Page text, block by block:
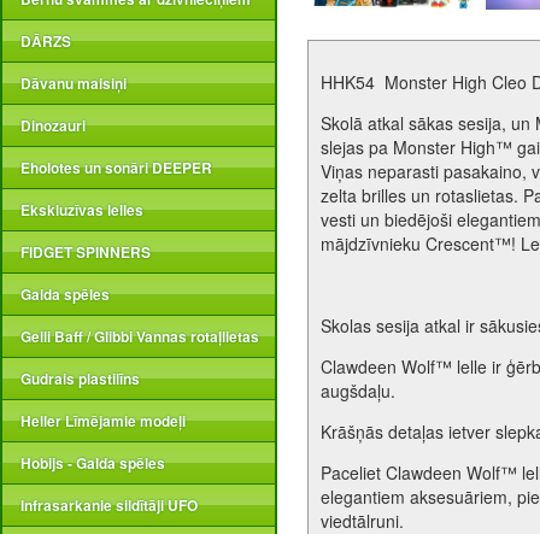
DĀRZS
Dāvanu maisiņi
Dinozauri
Eholotes un sonāri DEEPER
Ekskluzīvas lelles
FIDGET SPINNERS
Galda spēles
Gelli Baff / Glibbi Vannas rotaļlietas
Gudrais plastilīns
Heller Līmējamie modeļi
Hobijs - Galda spēles
Infrasarkanie sildītāji UFO
HHK54 Monster High Cleo
Skolā atkal sākas sesija,
slejas pa Monster High™
Viņas neparasti pasakaino,
zelta brilles un rotaslietas.
vesti un biedējoši
mājdzīvnieku Crescent™!
Skolas sesija atkal ir
Clawdeen Wolf™ lelle ir
augšdaļu.
Krāšņās detaļas ietver
Paceliet Clawdeen Wolf™
elegantiem aksesuāriem,
viedtālruni.